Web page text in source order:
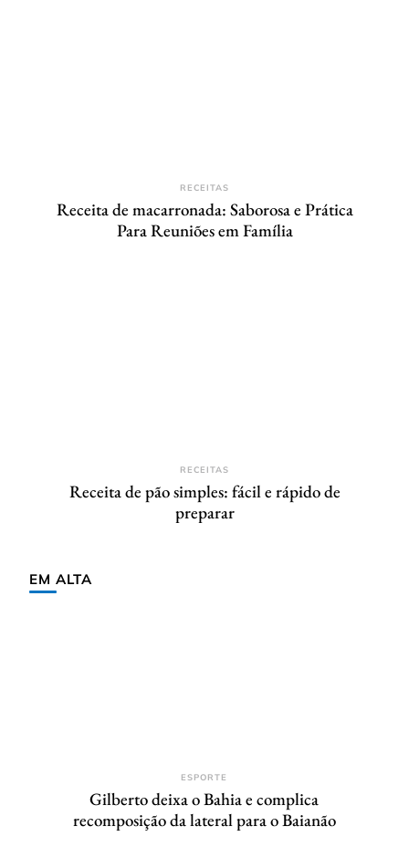
RECEITAS
Receita de macarronada: Saborosa e Prática
Para Reuniões em Família
RECEITAS
Receita de pão simples: fácil e rápido de
preparar
EM ALTA
ESPORTE
Gilberto deixa o Bahia e complica
recomposição da lateral para o Baianão